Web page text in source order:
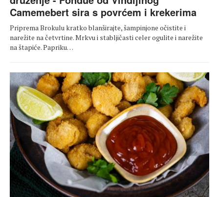
Camemebert sira s povrćem i krekerima
Priprema Brokulu kratko blanširajte, šampinjone očistite i
narežite na četvrtine. Mrkvu i stabljičasti celer ogulite i narežite
na štapiće. Papriku…